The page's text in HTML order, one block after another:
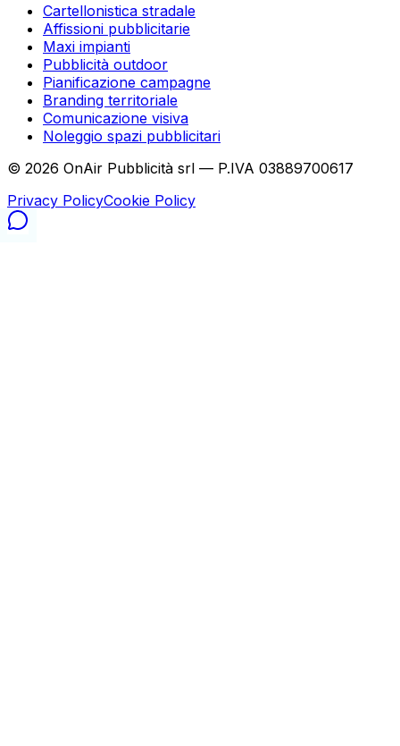
Cartellonistica stradale
Affissioni pubblicitarie
Maxi impianti
Pubblicità outdoor
Pianificazione campagne
Branding territoriale
Comunicazione visiva
Noleggio spazi pubblicitari
© 2026 OnAir Pubblicità srl — P.IVA 03889700617
Privacy PolicyCookie Policy